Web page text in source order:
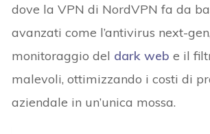
dove la VPN di NordVPN fa da
avanzati come l’antivirus next-
monitoraggio del dark web e il
malevoli, ottimizzando i costi di
aziendale in un’unica mossa.